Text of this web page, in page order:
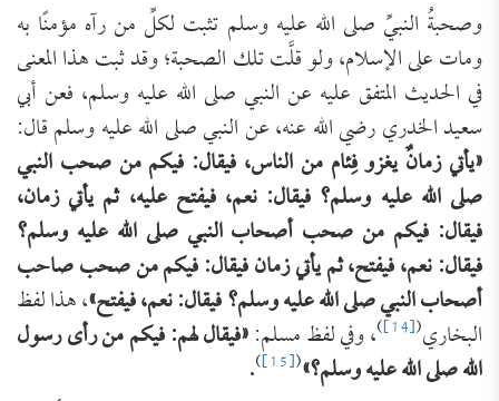
وصحبةُ النبيِّ صلى الله عليه وسلم تثبت لكلِّ من رآه مؤمنًا به
ومات على الإسلام، ولو قلَّت تلك الصحبة؛ وقد ثبت هذا المعنى
في الحديث المتفق عليه عن النبي صلى الله عليه وسلم، فعن أبي
سعيد الخدري رضي الله عنه، عن النبي صلى الله عليه وسلم قال:
«يأتي زمانٌ يغزو فِئام من الناس، فيقال: فيكم من صحب النبي
صلى الله عليه وسلم؟ فيقال: نعم، فيفتح عليه، ثم يأتي زمان،
فيقال: فيكم من صحب أصحاب النبي صلى الله عليه وسلم؟
فيقال: نعم، فيفتح، ثم يأتي زمان فيقال: فيكم من صحب صاحب
أصحاب النبي صلى الله عليه وسلم؟ فيقال: نعم، فيفتح»، هذا لفظ
البخاري(
[14]
)، وفي لفظ مسلم:«فيقال لهم: فيكم من رأى رسول
الله صلى الله عليه وسلم؟»(
[15]
)
.